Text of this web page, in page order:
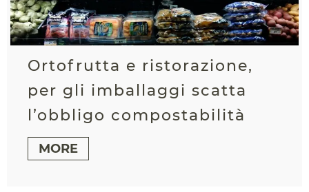
Ortofrutta e ristorazione,
per gli imballaggi scatta
l’obbligo compostabilità
MORE